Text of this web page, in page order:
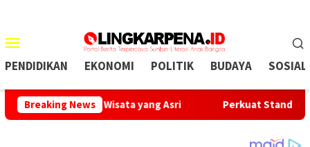
Mobile
PENDIDIKAN EKONOMI POLITIK BUDAYA SOSIAL
Breaking News
Wisata yang Asri Perkuat Standar